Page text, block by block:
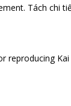
Tách chi
reproducing